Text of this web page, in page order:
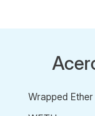
Wrapped Ether